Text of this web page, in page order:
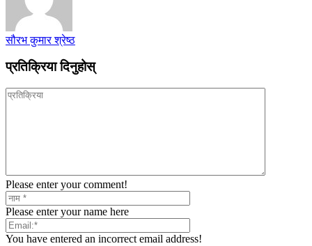
सौरभ कुमार श्रेष्ठ
प्रतिक्रिया दिनुहोस्
Please enter your comment!
Please enter your name here
You have entered an incorrect email address!